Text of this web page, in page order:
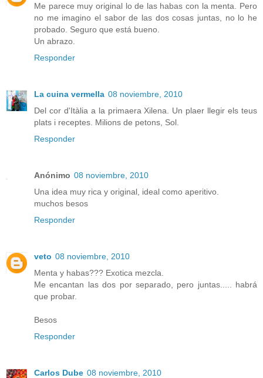
Me parece muy original lo de las habas con la menta. Pero
no me imagino el sabor de las dos cosas juntas, no lo he
probado. Seguro que está bueno.
Un abrazo.
Responder
La cuina vermella 08 noviembre, 2010
Del cor d'Itàlia a la primaera Xilena. Un plaer llegir els teus
plats i receptes. Milions de petons, Sol.
Responder
Anónimo 08 noviembre, 2010
Una idea muy rica y original, ideal como aperitivo.
muchos besos
Responder
veto 08 noviembre, 2010
Menta y habas??? Exotica mezcla.
Me encantan las dos por separado, pero juntas..... habrá
que probar.
Besos
Responder
Carlos Dube 08 noviembre, 2010